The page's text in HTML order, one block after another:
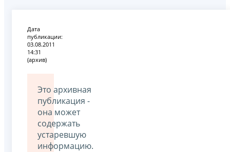
Дата
публикации:
03.08.2011
14:31
(архив)
Это архивная
публикация -
она может
содержать
устаревшую
информацию.